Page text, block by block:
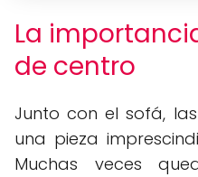
La
de centro
Junto con el sofá, las
una pieza
Muchas veces